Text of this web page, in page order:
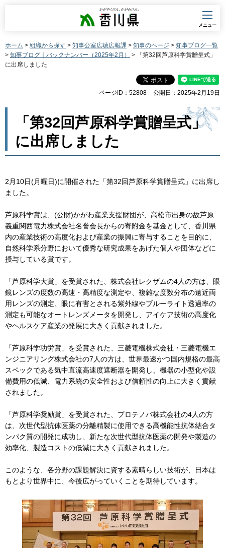
香川県
メニュー
ホーム > 組織から探す > 知事公室広聴広報課 > 知事のページ > 知事ブログ一覧
> 知事ブログ｜バックナンバー（2025年2月）
> 「第32回芦原科学賞贈呈式」
に出席しました
ページID：52808 公開日：2025年2月19日
「第32回芦原科学賞贈呈式」
に出席しました
2月10日(月曜日)に開催された「第32回芦原科学賞贈呈式」に出席し
ました。
芦原科学賞は、(公財)かがわ産業支援財団が、高松市出身の故芦原
義重関西電力株式会社名誉会長からの寄附金を基金として、香川県
内の産業技術の高度化および産業の振興に寄与することを目的に、
自然科学系分野において優秀な研究成果をあげた個人や団体などに
授与している賞です。
「芦原科学大賞」を受賞された、株式会社レクザムの4人の方は、眼
鏡レンズの度数の高速・高精度な測定や、複雑な度数分布の遠近両
用レンズの測定、眼に有害とされる紫外線やブルーライト透過率の
測定も可能なオートレンズメータを開発し、アイケア技術の高度化
やヘルスケア産業の発展に大きく貢献されました。
「芦原科学功労賞」を受賞された、三菱電機株式会社・三菱電機エ
ンジニアリング株式会社の7人の方は、世界最速かつ国内規格の最高
スペックである気中直流高速度遮断器を開発し、機器の小型化や設
備費用の低減、電力系統の安全性および信頼性の向上に大きく貢献
されました。
「芦原科学奨励賞」を受賞された、プロテノバ株式会社の4人の方
は、次世代型抗体医薬の分離精製に使用できる高機能性抗体結合タ
ンパク質の開発に成功し、新たな次世代型抗体医薬の開発や製造の
効率化、製造コストの低減に大きく貢献されました。
このような、各分野の課題解決に資する素晴らしい技術が、日本は
もとより世界中に、今後広がっていくことを期待しています。